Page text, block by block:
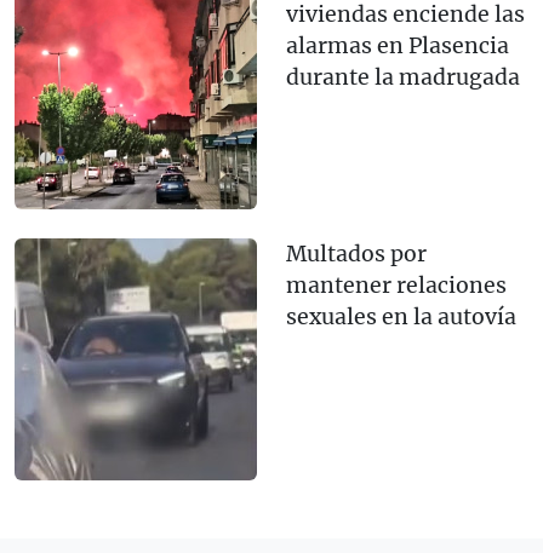
viviendas enciende las
alarmas en Plasencia
durante la madrugada
Multados por
mantener relaciones
sexuales en la autovía